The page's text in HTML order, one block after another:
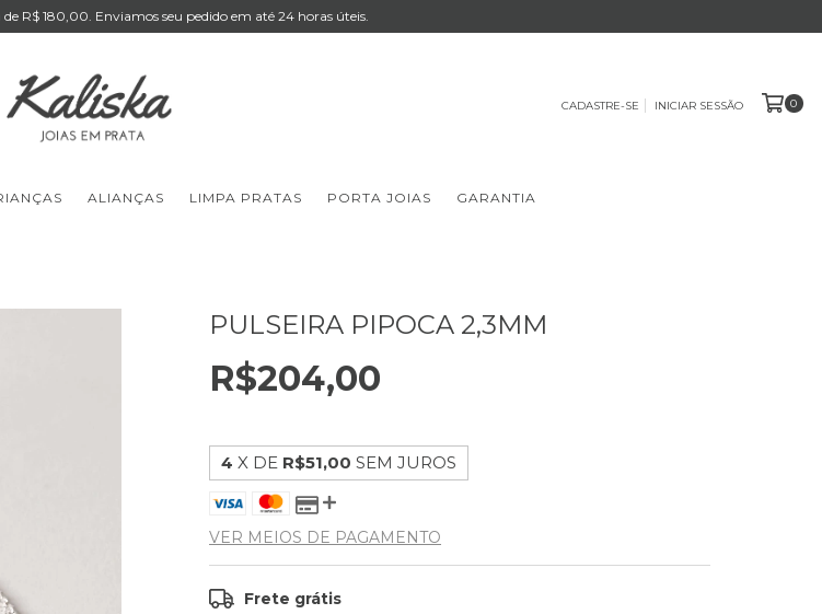
R$ 180,00. Enviamos seu pedido em até 24 horas úteis.
CADASTRE-SE INICIAR SESSÃO 0
ALIANÇAS LIMPA PRATAS PORTA JOIAS GARANTIA
PULSEIRA PIPOCA 2,3MM
R$204,00
4 X DE R$51,00 SEM JUROS
VER MEIOS DE PAGAMENTO
Frete grátis